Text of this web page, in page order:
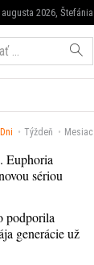
2026, Štefánia
Týždeň Mesiac
Euphoria
sériou
podporila
generácie už